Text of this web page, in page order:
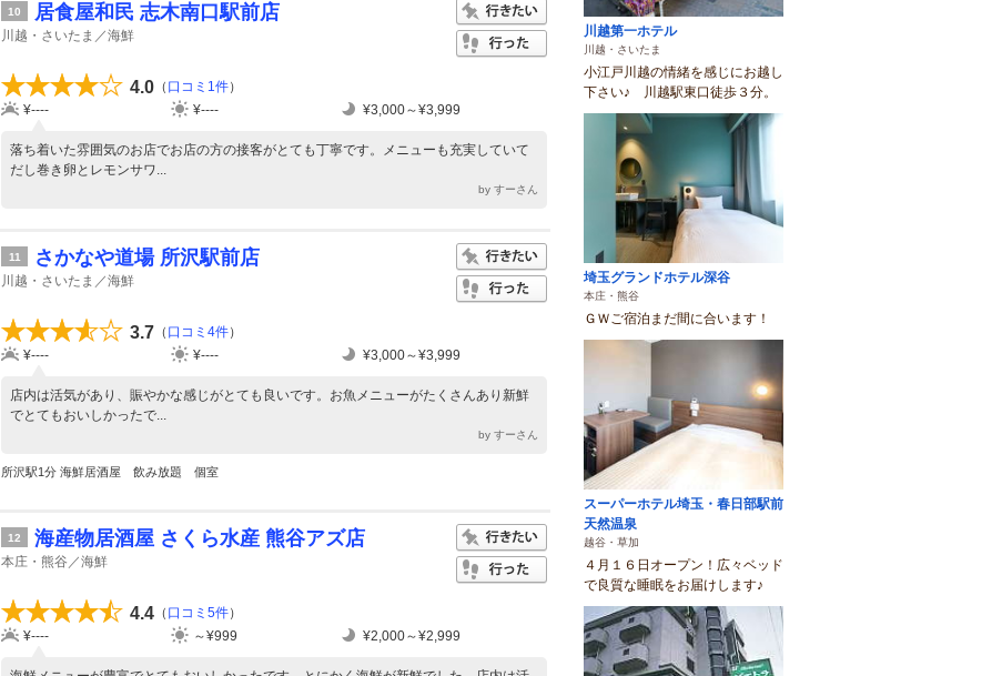
10 居食屋和民 志木南口駅前店
川越・さいたま／海鮮
4.0 （ 口コミ1件）
¥----
¥---- ¥3,000～¥3,999
落ち着いた雰囲気のお店でお店の方の接客がとても丁寧です。メニューも充実していて
だし巻き卵とレモンサワ...
by すーさん
11 さかなや道場 所沢駅前店
川越・さいたま／海鮮
3.7 （ 口コミ4件）
¥----
¥---- ¥3,000～¥3,999
店内は活気があり、賑やかな感じがとても良いです。お魚メニューがたくさんあり新鮮
でとてもおいしかったで...
by すーさん
所沢駅1分 海鮮居酒屋 飲み放題 個室
12 海産物居酒屋 さくら水産 熊谷アズ店
本庄・熊谷／海鮮
4.4 （ 口コミ5件）
¥----
～¥999 ¥2,000～¥2,999
川越第一ホテル
川越・さいたま
小江戸川越の情緒を感じにお越し
下さい♪ 川越駅東口徒歩３分。
埼玉グランドホテル深谷
本庄・熊谷
ＧＷご宿泊まだ間に合います！
スーパーホテル埼玉・春日部駅前
天然温泉
越谷・草加
４月１６日オープン！広々ベッド
で良質な睡眠をお届けします♪